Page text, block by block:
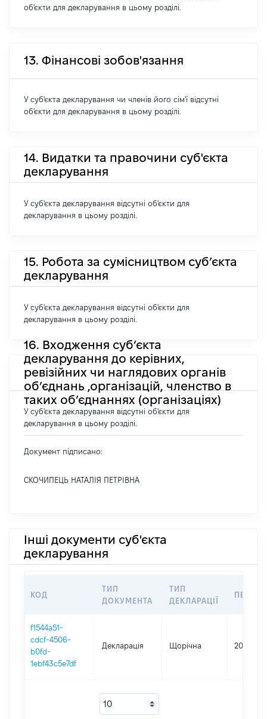
об'єкти для декларування в цьому розділі.
13. Фінансові зобов'язання
У суб'єкта декларування чи членів його сім'ї відсутні
об'єкти для декларування в цьому розділі.
14. Видатки та правочини суб'єкта
декларування
У суб'єкта декларування відсутні об'єкти для
декларування в цьому розділі.
15. Робота за сумісництвом суб’єкта
декларування
У суб'єкта декларування відсутні об'єкти для
декларування в цьому розділі.
16. Входження суб’єкта
декларування до керівних,
ревізійних чи наглядових органів
об’єднань ,організацій, членство в
таких об’єднаннях (організаціях)
У суб'єкта декларування відсутні об'єкти для
декларування в цьому розділі.
Документ підписано:
СКОЧИПЕЦЬ НАТАЛІЯ ПЕТРІВНА
Інші документи суб'єкта
декларування
КОД
ТИП
ДОКУМЕНТА
ТИП
ДЕКЛАРАЦІЇ
ПЕРІОД
f1544a51-
cdcf-4506-
b0fd-
1ebf43c5e7df
Декларація Щорічна 2025